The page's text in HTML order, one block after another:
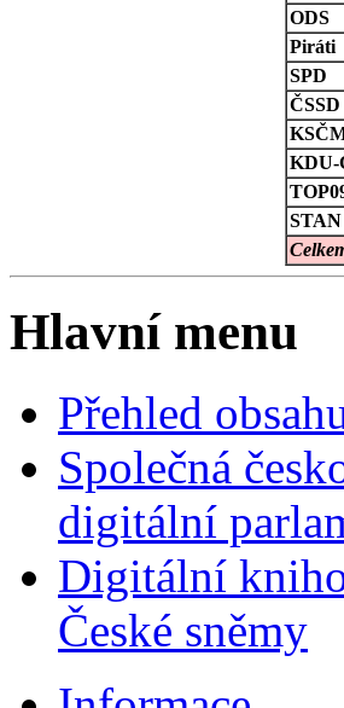
ODS
Piráti
SPD
ČSSD
KDU-
STAN
Hlavní menu
Přehled
Společná
digitální
Digitální
České sněmy